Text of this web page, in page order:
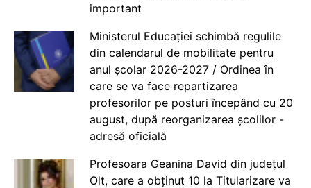
important
Ministerul Educației schimbă regulile
din calendarul de mobilitate pentru
anul școlar 2026-2027 / Ordinea în
care se va face repartizarea
profesorilor pe posturi începând cu 20
august, după reorganizarea școlilor -
adresă oficială
Profesoara Geanina David din județul
Olt, care a obținut 10 la Titularizare va